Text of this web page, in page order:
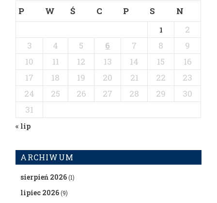
P
W Ś C P S N
1
2
3
4 5 6 7 8
9
10
11 12 13 14 15
16
17
18 19 20 21 22
23
24
25 26 27 28 29
30
31
« lip
ARCHIWUM
sierpień 2026(1)
lipiec 2026(9)